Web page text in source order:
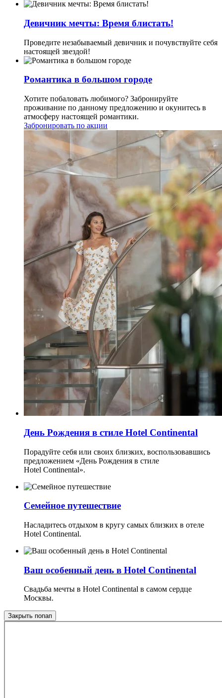
Девичник мечты: Время блистать!
Проведите незабываемый девичник и почувствуйте себя
настоящей звездой!
Романтика в большом городе
Хотите побаловать любимого? Забронируйте
проживание по данному предложению и окунитесь в
атмосферу настоящей романтики.
Забронировать по акции
День Рождения в стиле Hotel Continental
Порадуйте себя или своих близких, воспользовавшись
предложением «День Рождения в стиле
Hotel Continental».
Семейное путешествие
Насладитесь отдыхом в кругу самых близких в отеле
Hotel Continental.
Ваш особенный день в Hotel Continental
Свадьба мечты в Hotel Continental в самом сердце
Москвы.
Закрыть попап